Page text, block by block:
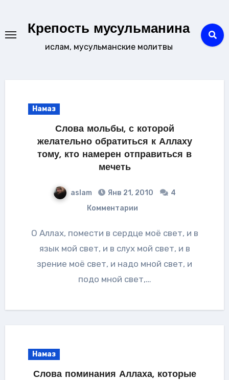
содержаниюКрепость мусульманина
ислам, мусульманские молитвы
Намаз
Слова мольбы, с которой
желательно обратиться к Аллаху
тому, кто намерен отправиться в
мечеть
aslam Янв 21, 2010
4
Комментарии
О Аллах, помести в сердце моё свет, и в
язык мой свет, и в слух мой свет, и в
зрение моё свет, и надо мной свет, и
подо мной свет,…
Намаз
Слова поминания Аллаха, которые